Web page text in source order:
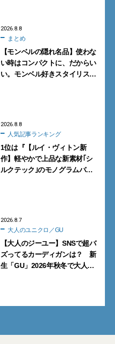
2026.8.8
まとめ
【モンベルの隠れ名品】使わな
い時はコンパクトに、だからい
い。モンベル好きスタイリスト
2026.8.8
人気記事ランキング
1位は『【ルイ・ヴィトン新
作】軽やかで上品な新素材｢シ
ルクテック｣のモノグラムバッ
2026.8.7
大人のユニクロ／GU
【大人のジーユー】SNSで超バ
ズってるカーディガンは？ 新
生「GU」2026年秋冬で大人メ